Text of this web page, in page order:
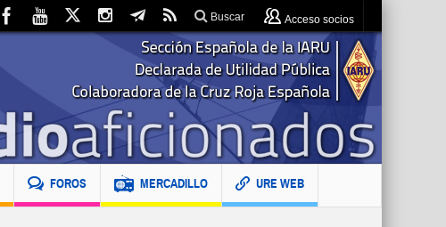
Buscar Acceso socios
FOROS MERCADILLO URE WEB